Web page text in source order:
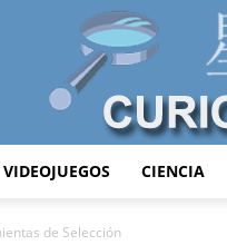
VIDEOJUEGOS CIENCIA
de Selección